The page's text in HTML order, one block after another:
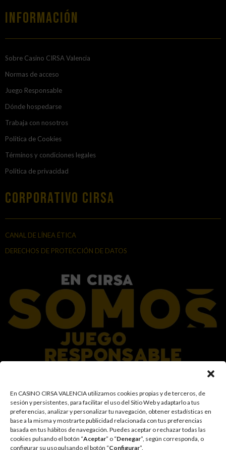
En CASINO CIRSA VALENCIA utilizamos cookies propias y de terceros, de
sesión y persistentes, para facilitar el uso del Sitio Web y adaptarlo a tus
preferencias, analizar y personalizar tu navegación, obtener estadísticas en
base a la misma y mostrarte publicidad relacionada con tus preferencias
basada en tus hábitos de navegación. Puedes aceptar o rechazar todas las
cookies pulsando el botón “Aceptar” o “Denegar”, según corresponda, o
configurar su uso pulsando el botón “Configurar”.
Información
Sobre Casino CIRSA Valencia
Normas de acceso
Juego Responsable
Dónde hospedarse
Trabaja con nosotros
Política de Cookies
Términos y condiciones legales
Política de privacidad
Corporativo Cirsa
CANAL DE LÍNEA ÉTICA
DERECHOS DE PROTECCIÓN DE DATOS
En el Grupo CIRSA promovemos una actitud responsable hacia el juego,
garantizando un entorno seguro y transparente para nuestros clientes y
facilitamos medidas e información para que el juego sea siempre diversión y
entretenimiento, sin utilizarse como vía para afrontar problemas económicos
o emocionales. El acceso está prohibido a menores de 18 años y a las
personas con acceso restringido conforme a los registros de prohibición y/o
autoexclusión que resulten aplicables. También trabajamos para reforzar una